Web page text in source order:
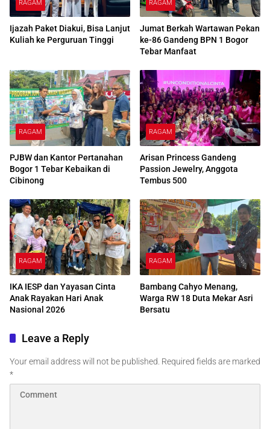
RAGAM
Ijazah Paket Diakui, Bisa Lanjut
Kuliah ke Perguruan Tinggi
RAGAM
Jumat Berkah Wartawan Pekan
ke-86 Gandeng BPN 1 Bogor
Tebar Manfaat
RAGAM
PJBW dan Kantor Pertanahan
Bogor 1 Tebar Kebaikan di
Cibinong
RAGAM
Arisan Princess Gandeng
Passion Jewelry, Anggota
Tembus 500
RAGAM
IKA IESP dan Yayasan Cinta
Anak Rayakan Hari Anak
Nasional 2026
RAGAM
Bambang Cahyo Menang,
Warga RW 18 Duta Mekar Asri
Bersatu
Leave a Reply
Your email address will not be published. Required fields are marked
*